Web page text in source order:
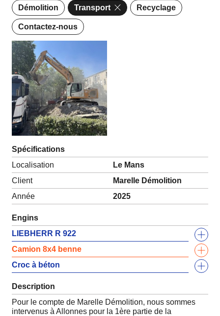
Démolition Transport Recyclage
Contactez-nous
Description
Pour le compte de Marelle Démolition, nous sommes
intervenus à Allonnes pour la 1ère partie de la
Spécifications
Localisation
Le Mans
Client
Marelle Démolition
Année
2025
Engins
LIEBHERR R 922
Camion 8x4 benne
Croc à béton